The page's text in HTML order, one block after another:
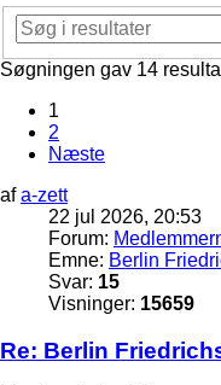
Søgningen gav 14
1
2
Næste
afa-zett
22 jul 2026, 20:53
Forum:
Emne: Berlin
Svar: 15
Visninger: 15659
Re: Berlin